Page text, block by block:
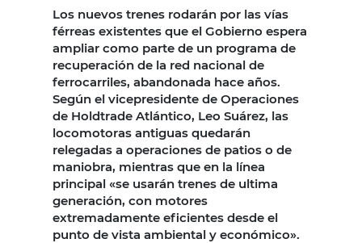
Los nuevos trenes rodarán por las vías
férreas existentes que el Gobierno espera
ampliar como parte de un programa de
recuperación de la red nacional de
ferrocarriles, abandonada hace años.
Según el vicepresidente de Operaciones
de Holdtrade Atlántico, Leo Suárez, las
locomotoras antiguas quedarán
relegadas a operaciones de patios o de
maniobra, mientras que en la línea
principal «se usarán trenes de ultima
generación, con motores
extremadamente eficientes desde el
punto de vista ambiental y económico».